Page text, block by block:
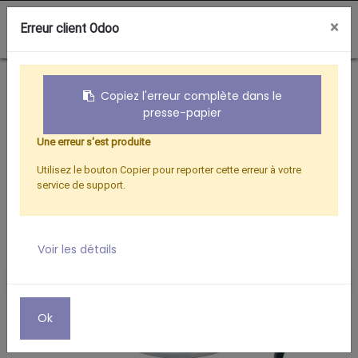
0
Boutique KIT UNIV. D.60CM METAL + LNB
Erreur client Odoo ×
Copiez l'erreur complète dans le
presse-papier
Une erreur s'est produite
Utilisez le bouton Copier pour reporter cette erreur à votre
service de support.
Voir les détails
Ok